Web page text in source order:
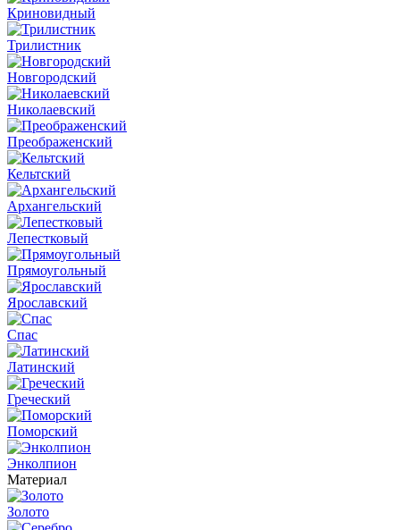
Криновидный
Трилистник
Новгородский
Николаевский
Преображенский
Кельтский
Архангельский
Лепестковый
Прямоугольный
Ярославский
Спас
Латинский
Греческий
Поморский
Энколпион
Материал
Золото